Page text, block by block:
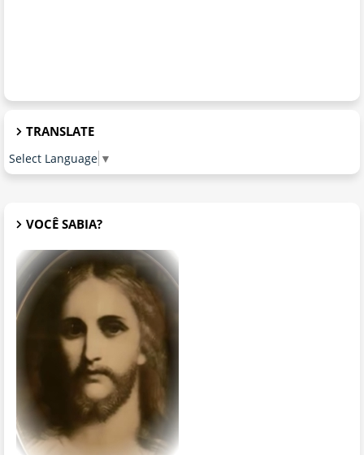
TRANSLATE
Select Language ▼
VOCÊ SABIA?